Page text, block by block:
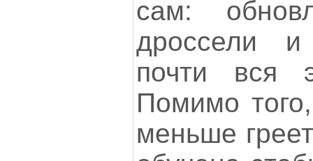
сам:
дроссели
почти вся
Помимо
меньше